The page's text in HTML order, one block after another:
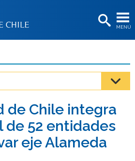
MENÚ
BIBLIOTECAS
Estudiantes
Académicas/os
Funcionarias/os
Egresadas/os
de Chile integra
de 52 entidades
eje Alameda